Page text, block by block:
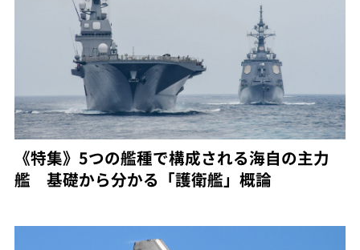
《特集》5つの艦種で構成される海自の主力
艦 基礎から分かる「護衛艦」概論